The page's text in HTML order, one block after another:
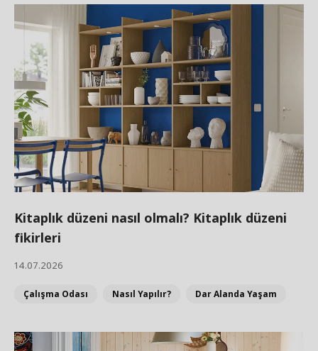
Kitaplık düzeni nasıl olmalı? Kitaplık düzeni
fikirleri
14.07.2026
Çalışma Odası Nasıl Yapılır? Dar Alanda Yaşam